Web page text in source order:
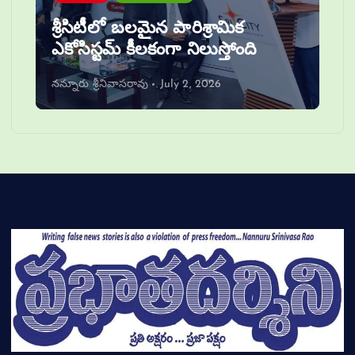
శ్రీసిటీలో బలమైన పారిశ్రామిక
ఎకోసిస్టమ్ కీలకంగా నిలుస్తోంది
నన్నూరు శ్రీనివాసరావు July 2, 2026